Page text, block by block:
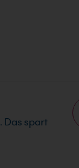
Das spart